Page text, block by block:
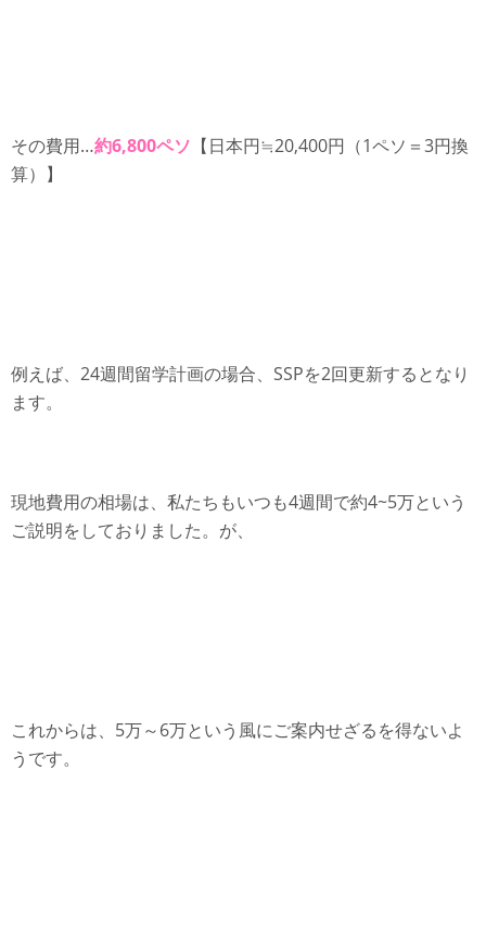
その費用…約6,800ペソ 【日本円≒20,400円（1ペソ＝3円換
算）】
例えば、24週間留学計画の場合、SSPを2回更新するとなり
ます。
現地費用の相場は、私たちもいつも4週間で約4~5万という
ご説明をしておりました。が、
これからは、5万～6万という風にご案内せざるを得ないよ
うです。